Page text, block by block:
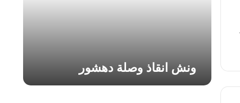
ه
ش
ونش انقاذ وصلة دهشور